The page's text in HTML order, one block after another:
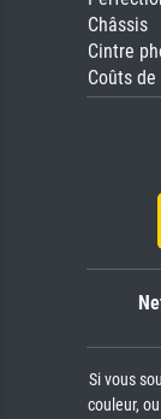
Châssis
Cintre
Coûts
Si vous
couleur,